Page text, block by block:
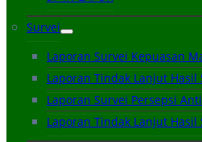
Survei
Laporan Survei Kepuasan
Laporan Tindak Lanjut Hasil
Laporan Survei Persepsi
Laporan Tindak Lanjut Hasil